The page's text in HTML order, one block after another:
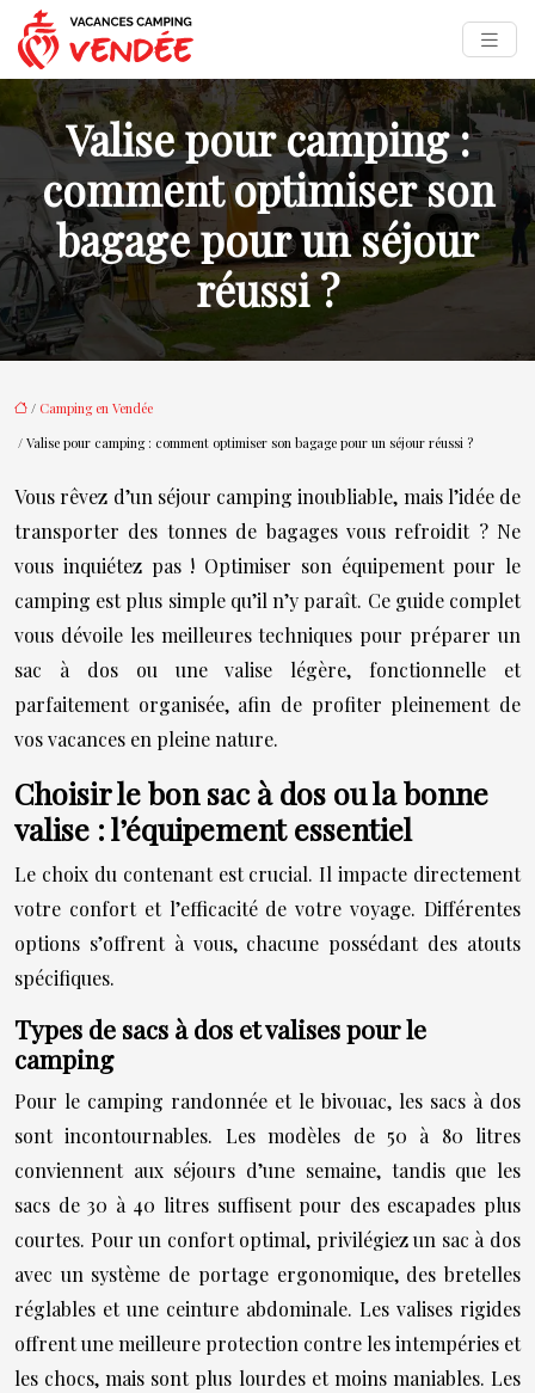
Valise pour camping :
comment optimiser son
bagage pour un séjour
réussi ?
/ Camping en Vendée
/ Valise pour camping : comment optimiser son bagage pour un séjour réussi ?
Vous rêvez d’un séjour camping inoubliable, mais l’idée de
transporter des tonnes de bagages vous refroidit ? Ne
vous inquiétez pas ! Optimiser son équipement pour le
camping est plus simple qu’il n’y paraît. Ce guide complet
vous dévoile les meilleures techniques pour préparer un
sac à dos ou une valise légère, fonctionnelle et
parfaitement organisée, afin de profiter pleinement de
vos vacances en pleine nature.
Choisir le bon sac à dos ou la bonne
valise : l’équipement essentiel
Le choix du contenant est crucial. Il impacte directement
votre confort et l’efficacité de votre voyage. Différentes
options s’offrent à vous, chacune possédant des atouts
spécifiques.
Types de sacs à dos et valises pour le
camping
Pour le camping randonnée et le bivouac, les sacs à dos
sont incontournables. Les modèles de 50 à 80 litres
conviennent aux séjours d’une semaine, tandis que les
sacs de 30 à 40 litres suffisent pour des escapades plus
courtes. Pour un confort optimal, privilégiez un sac à dos
avec un système de portage ergonomique, des bretelles
réglables et une ceinture abdominale. Les valises rigides
offrent une meilleure protection contre les intempéries et
les chocs, mais sont plus lourdes et moins maniables. Les